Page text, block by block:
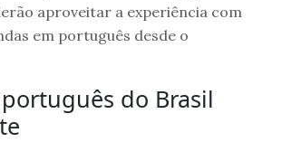
aproveitar a experiência com
em português desde o
português do Brasil